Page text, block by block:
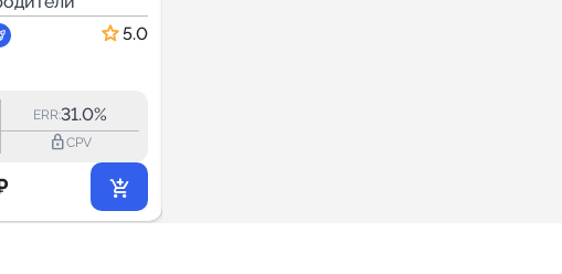
5.0
ERR:31.0%
lock_outlineCPV